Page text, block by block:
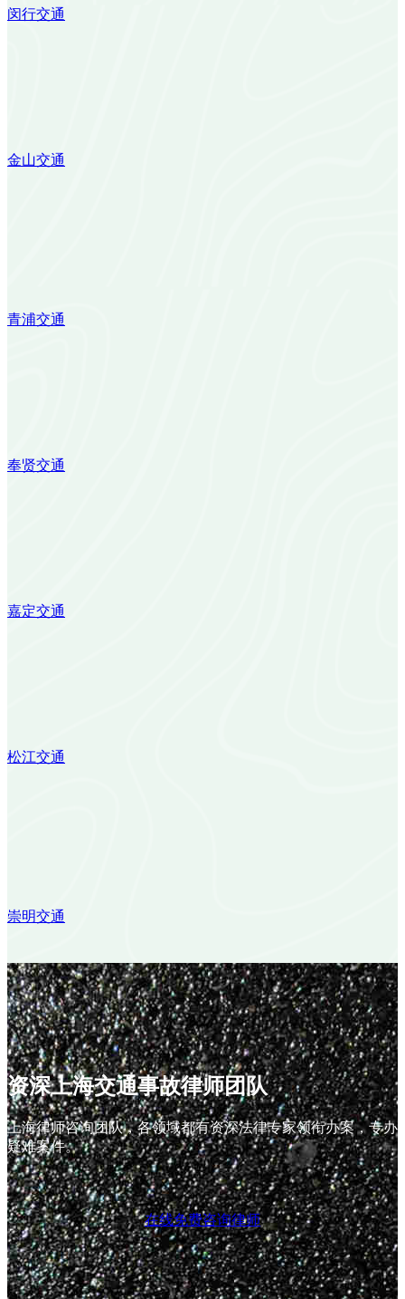
闵行交通
金山交通
青浦交通
奉贤交通
嘉定交通
松江交通
崇明交通
资深上海交通事故律师团队
上海律师咨询团队，各领域都有资深法律专家领衔办案，专办
疑难案件。
在线免费咨询律师